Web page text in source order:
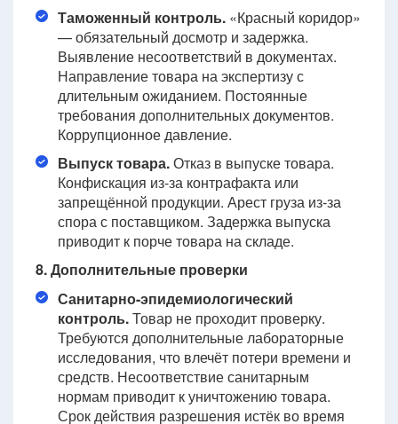
Таможенный контроль. «Красный коридор»
— обязательный досмотр и задержка.
Выявление несоответствий в документах.
Направление товара на экспертизу с
длительным ожиданием. Постоянные
требования дополнительных документов.
Коррупционное давление.
Выпуск товара.Отказ в выпуске товара.
Конфискация из-за контрафакта или
запрещённой продукции. Арест груза из-за
спора с поставщиком. Задержка выпуска
приводит к порче товара на складе.
8. Дополнительные проверки
Санитарно-эпидемиологический
контроль.Товар не проходит проверку.
Требуются дополнительные лабораторные
исследования, что влечёт потери времени и
средств. Несоответствие санитарным
нормам приводит к уничтожению товара.
Срок действия разрешения истёк во время